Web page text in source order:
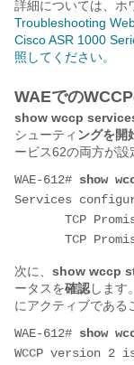
詳細については、ホ
Troubleshooting
Cisco ASR 1000
照してください。
WAEでの
show wccp
シューティ ングを開
ービス62の両方が設
WAE-612# show
Services
次に、 show wccp
ータスを確認します
にアクティブである
WAE-612# show